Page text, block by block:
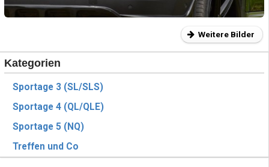
Weitere Bilder
Kategorien
Sportage 3 (SL/SLS)
Sportage 4 (QL/QLE)
Sportage 5 (NQ)
Treffen und Co